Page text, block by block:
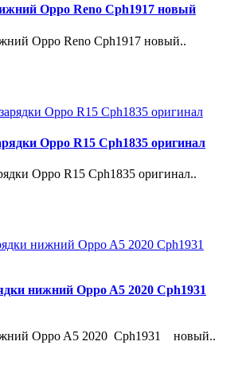
Oppo Reno Cph1917 новый
Oppo Reno Cph1917 новый..
Oppo R15 Cph1835 оригинал
Oppo R15 Cph1835 оригинал..
нижний Oppo A5 2020 Cph1931
Oppo A5 2020 Cph1931 новый..